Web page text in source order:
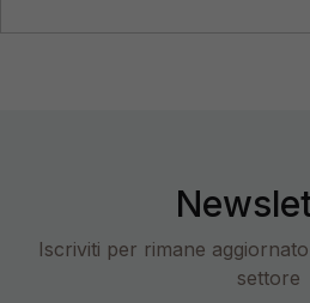
Iscriviti per rimane
settore